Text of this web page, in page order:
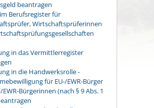
beantragen
Berufsregister für
Wirtschaftsprüferinnen
in das Vermittlerregister
in die Handwerksrolle -
für EU-/EWR-Bürger
EWR-Bürgerinnen (nach § 9 Abs. 1